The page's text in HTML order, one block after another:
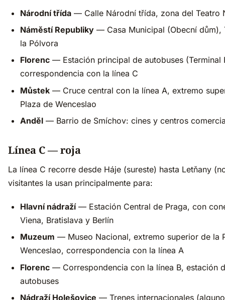
Národní třída — Calle Národní třída, zona del Teatro
Náměstí Republiky — Casa Municipal (Obecní dům),
la Pólvora
Florenc — Estación principal de autobuses (Terminal
correspondencia con la línea C
Můstek — Cruce central con la línea A, extremo
Plaza de Wenceslao
Anděl — Barrio de Smíchov: cines y centros
Línea C — roja
La línea C recorre desde Háje (sureste) hasta Letňany
visitantes la usan principalmente para:
Hlavní nádraží— Estación Central de Praga, con
Viena, Bratislava y Berlín
Muzeum — Museo Nacional, extremo superior de la
Wenceslao, correspondencia con la línea A
Florenc — Correspondencia con la línea B, estación
autobuses
Nádraží Holešovice — Trenes internacionales